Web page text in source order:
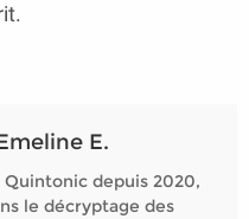
E.
depuis 2020,
le décryptage des